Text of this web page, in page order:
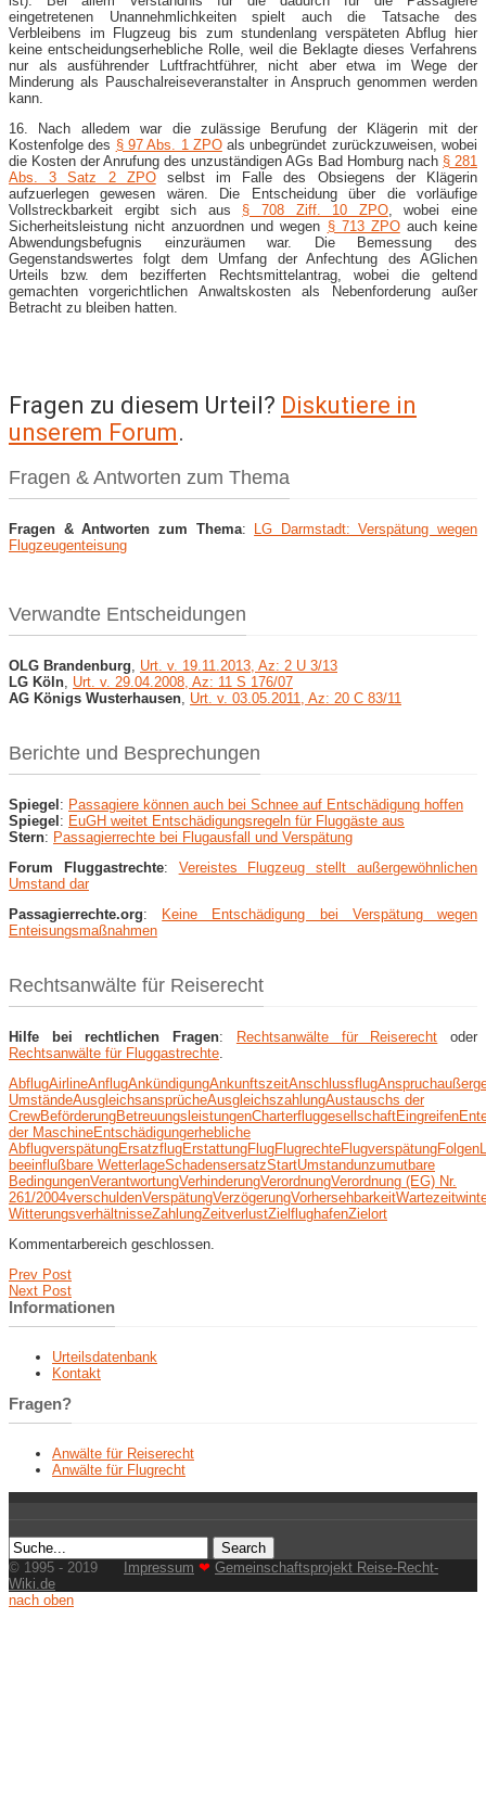
eingetretenen Unannehmlichkeiten spielt auch die Tatsache des
Verbleibens im Flugzeug bis zum stundenlang verspäteten Abflug hier
keine entscheidungserhebliche Rolle, weil die Beklagte dieses Verfahrens
nur als ausführender Luftfrachtführer, nicht aber etwa im Wege der
Minderung als Pauschalreiseveranstalter in Anspruch genommen werden
kann.
16. Nach alledem war die zulässige Berufung der Klägerin mit der
Kostenfolge des § 97 Abs. 1 ZPOals unbegründet zurückzuweisen, wobei
die Kosten der Anrufung des unzuständigen AGs Bad Homburg nach § 281
Abs. 3 Satz 2 ZPOselbst im Falle des Obsiegens der Klägerin
aufzuerlegen gewesen wären. Die Entscheidung über die vorläufige
Vollstreckbarkeit ergibt sich aus § 708 Ziff. 10 ZPO, wobei eine
Sicherheitsleistung nicht anzuordnen und wegen § 713 ZPOauch keine
Abwendungsbefugnis einzuräumen war. Die Bemessung des
Gegenstandswertes folgt dem Umfang der Anfechtung des AGlichen
Urteils bzw. dem bezifferten Rechtsmittelantrag, wobei die geltend
gemachten vorgerichtlichen Anwaltskosten als Nebenforderung außer
Betracht zu bleiben hatten.
Fragen zu diesem Urteil? Diskutiere in
unserem Forum.
Fragen & Antworten zum Thema
Fragen & Antworten zum Thema: LG Darmstadt: Verspätung wegen
Flugzeugenteisung
Verwandte Entscheidungen
OLG Brandenburg
Urt. v. 19.11.2013, Az: 2 U 3/13
LG Köln Urt. v. 29.04.2008, Az: 11 S 176/07
AG Königs Wusterhausen Urt. v. 03.05.2011, Az: 20 C 83/11
Berichte und Besprechungen
Spiegel: Passagiere können auch bei Schnee auf Entschädigung hoffen
Spiegel: EuGH weitet Entschädigungsregeln für Fluggäste aus
Stern: Passagierrechte bei Flugausfall und Verspätung
Forum Fluggastrechte: Vereistes Flugzeug stellt außergewöhnlichen
Umstand dar
Passagierrechte.org: Keine Entschädigung bei Verspätung wegen
Enteisungsmaßnahmen
Rechtsanwälte für Reiserecht
Hilfe bei rechtlichen Fragen: Rechtsanwälte für Reiserecht oder
Rechtsanwälte für Fluggastrechte
AbflugAirlineAnflugAnkündigungAnkunftszeitAnschlussflugAnspruch
UmständeAusgleichsansprücheAusgleichszahlungAustauschs der
CrewBeförderungBetreuungsleistungenCharterfluggesellschaftEingreifen
der MaschineEntschädigungerhebliche
AbflugverspätungErsatzflugErstattungFlugFlugrechteFlugverspätungFolgen
beeinflußbare WetterlageSchadensersatzStartUmstandunzumutbare
BedingungenVerantwortungVerhinderungVerordnungVerordnung (EG) Nr.
261/2004verschuldenVerspätungVerzögerungVorhersehbarkeitWartezeit
WitterungsverhältnisseZahlungZeitverlustZielflughafenZielort
Kommentarbereich geschlossen.
Prev Post
Next Post
Informationen
Urteilsdatenbank
Kontakt
Fragen?
Anwälte für Reiserecht
Anwälte für Flugrecht
© 1995 - 2019 Impressum ❤ Gemeinschaftsprojekt Reise-Recht-
Wiki.de
nach oben